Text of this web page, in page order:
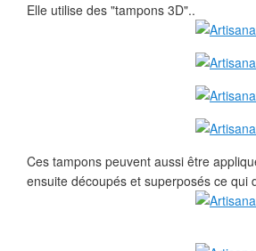
Elle utilise des "tampons 3D"..
Ces tampons peuvent aussi être
ensuite découpés et superposés ce qui